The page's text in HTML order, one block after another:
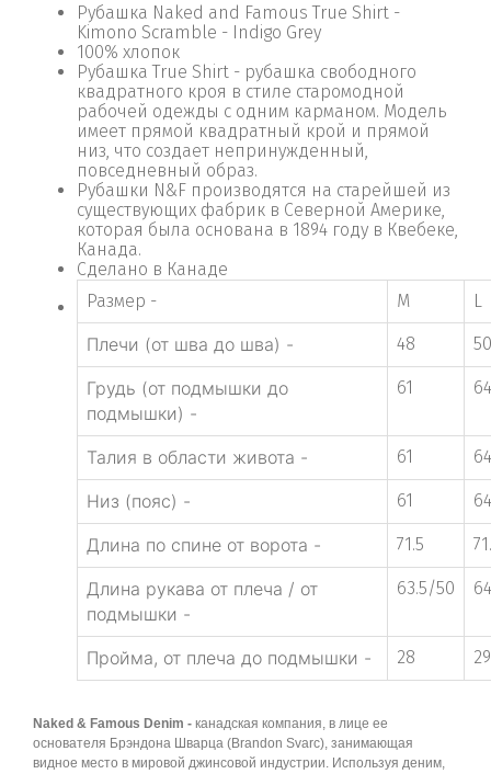
Рубашка Naked and Famous True Shirt -
Kimono Scramble - Indigo Grey
100% хлопок
Рубашка True Shirt - рубашка свободного
квадратного кроя в стиле старомодной
рабочей одежды с одним карманом. Модель
имеет прямой квадратный крой и прямой
низ, что создает непринужденный,
повседневный образ.
Рубашки N&F производятся на старейшей из
существующих фабрик в Северной Америке,
которая была основана в 1894 году в Квебеке,
Канада.
Сделано в Канаде
Размер -
M L
Плечи (от шва до шва) - 48 50
Грудь (от подмышки до
подмышки) -
61 64
Талия в области живота - 61 64
Низ (пояс) - 61 64
Длина по спине от ворота - 71.5
Длина рукава от плеча / от
подмышки -
63.5/50
Пройма, от плеча до подмышки - 28 29
Naked & Famous Denim - канадская компания, в лице ее
основателя Брэндона Шварца (Brandon Svarc), занимающая
видное место в мировой джинсовой индустрии. Используя деним,